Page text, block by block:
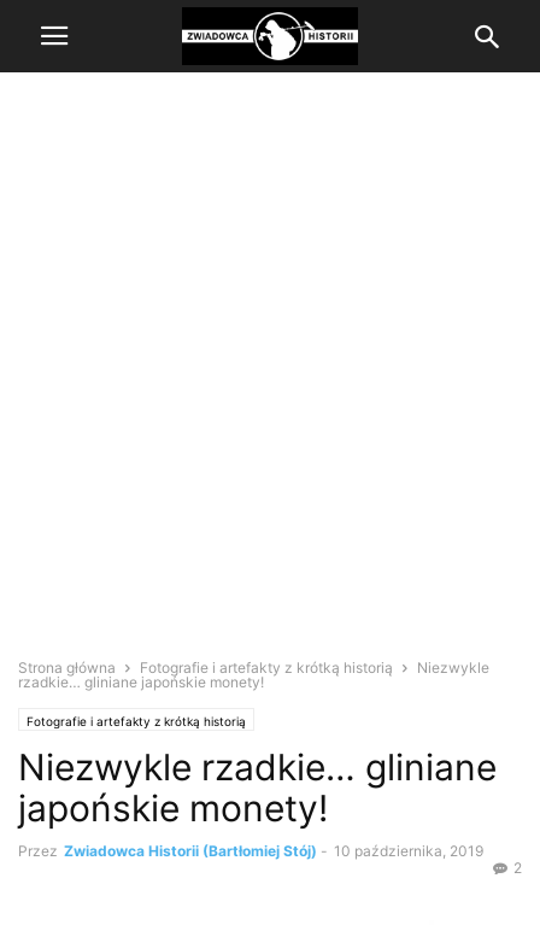
Strona główna Fotografie i artefakty z krótką historią
Niezwykle
rzadkie… gliniane japońskie monety!
Fotografie i artefakty z krótką historią
Niezwykle rzadkie… gliniane
japońskie monety!
Przez Zwiadowca Historii (Bartłomiej Stój) - 10 października, 2019
2